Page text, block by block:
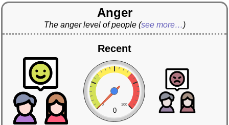
Anger
The anger level of people (see more…)
Recent
0 100
0